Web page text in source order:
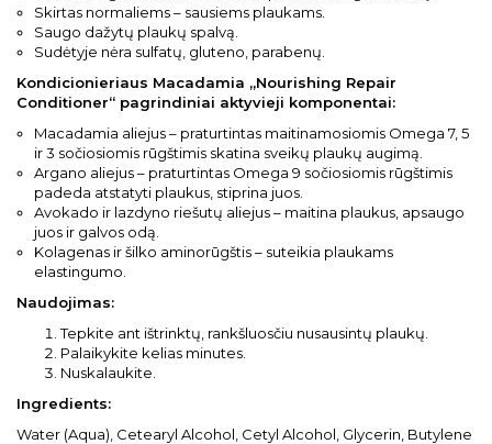
Skirtas normaliems – sausiems plaukams.
Saugo dažytų plaukų spalvą.
Sudėtyje nėra sulfatų, gluteno, parabenų.
Kondicionieriaus Macadamia „Nourishing Repair
Conditioner“ pagrindiniai aktyvieji komponentai:
Macadamia aliejus – praturtintas maitinamosiomis Omega 7, 5
ir 3 sočiosiomis rūgštimis skatina sveikų plaukų augimą.
Argano aliejus – praturtintas Omega 9 sočiosiomis rūgštimis
padeda atstatyti plaukus, stiprina juos.
Avokado ir lazdyno riešutų aliejus – maitina plaukus, apsaugo
juos ir galvos odą.
Kolagenas ir šilko aminorūgštis – suteikia plaukams
elastingumo.
Naudojimas:
Tepkite ant ištrinktų, rankšluosčiu nusausintų plaukų.
Palaikykite kelias minutes.
Nuskalaukite.
Ingredients:
Water (Aqua), Cetearyl Alcohol, Cetyl Alcohol, Glycerin, Butylene